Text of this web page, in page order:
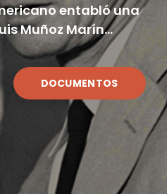
entabló una
Muñoz Marín...
DOCUMENTOS